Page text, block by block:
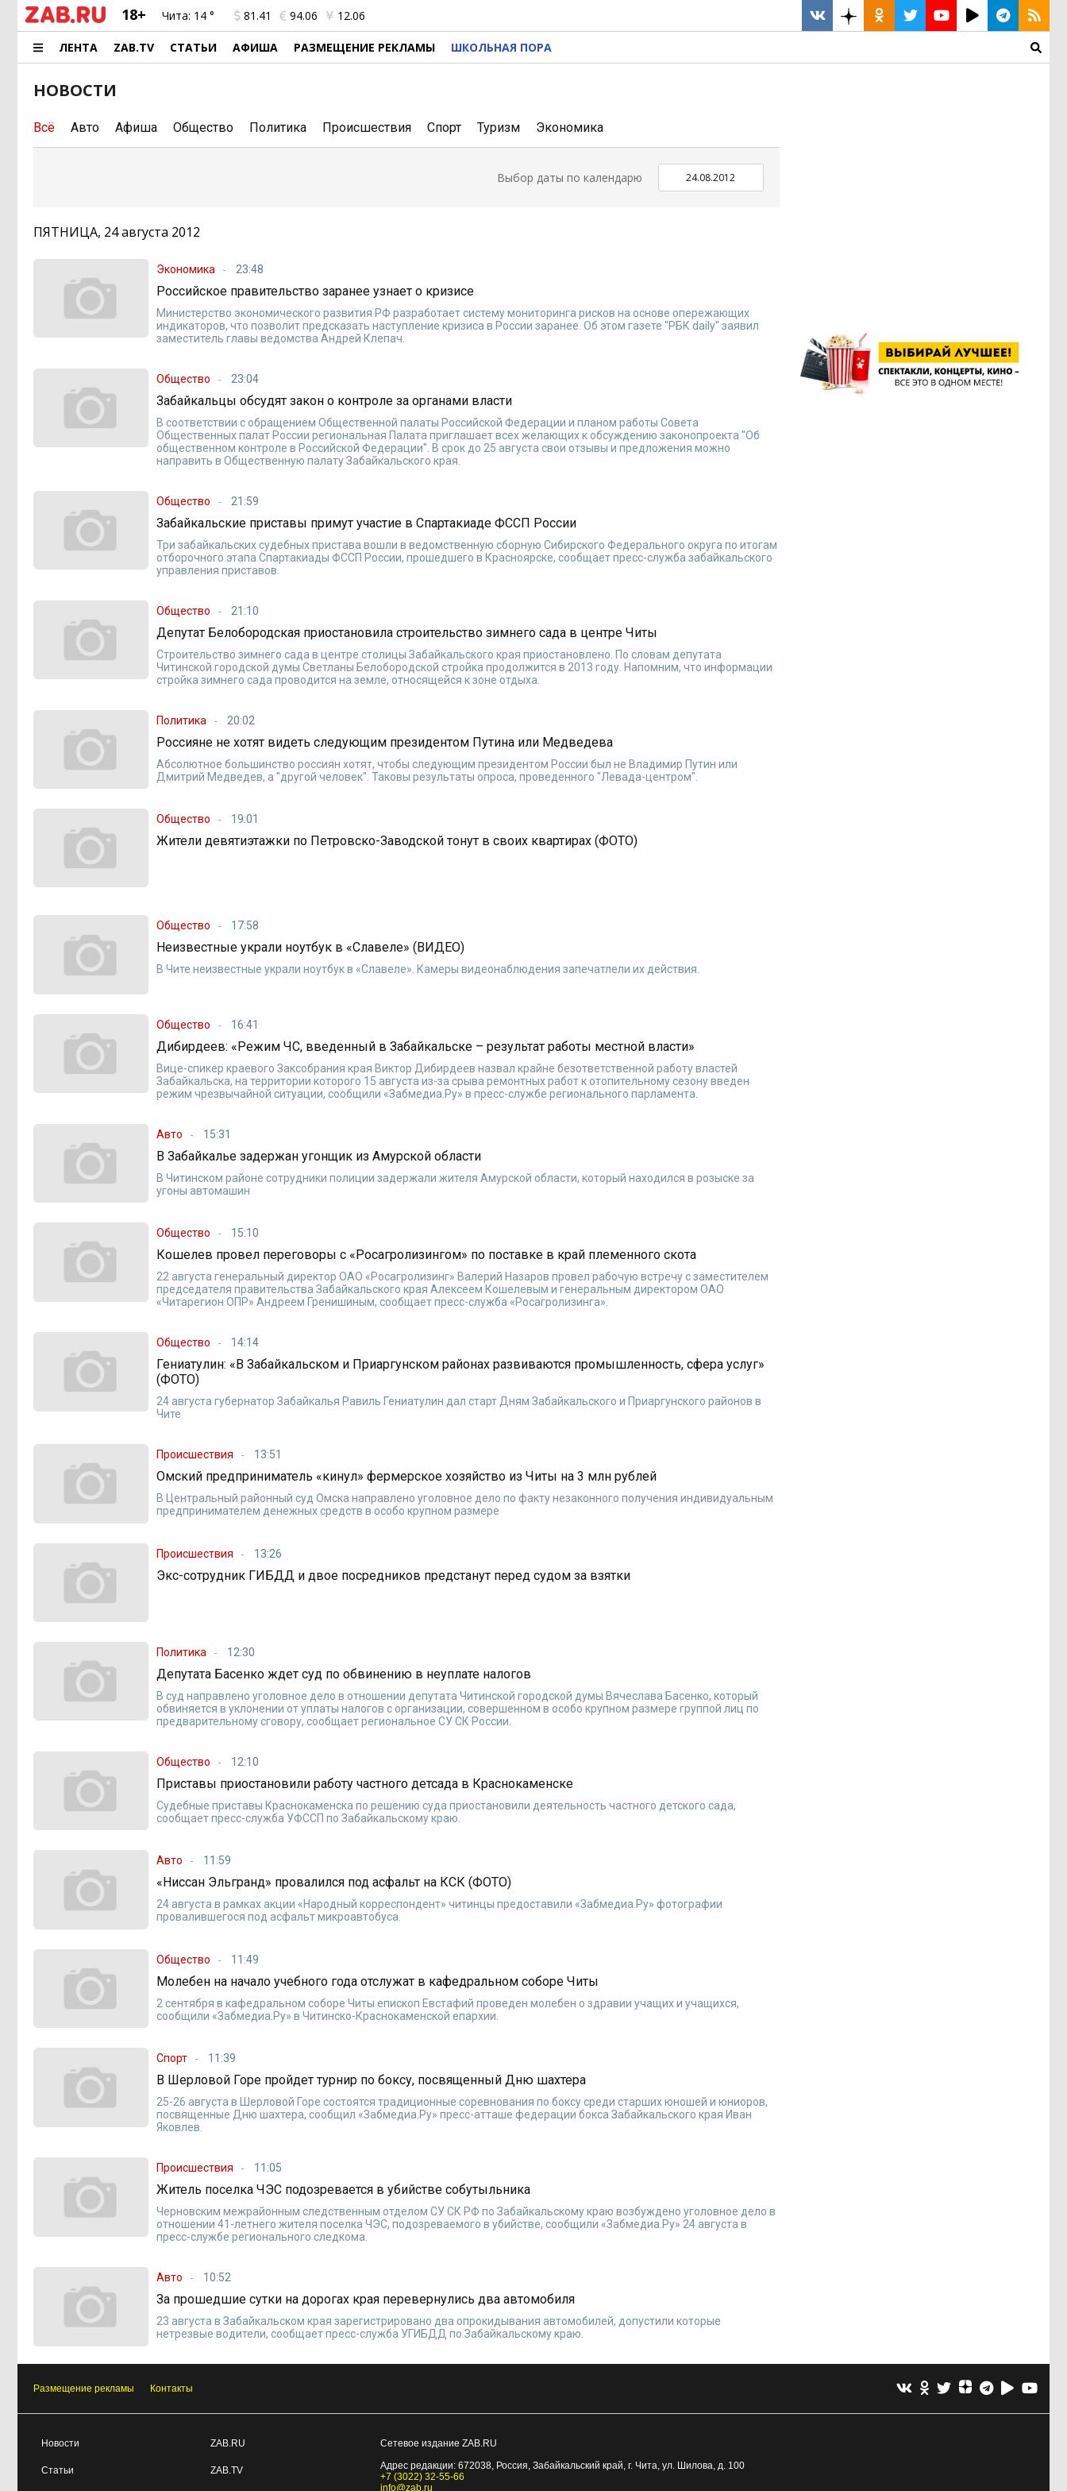
18+ Чита: 14 ° 81.41 94.06 12.06
ЛЕНТА ZAB.TV СТАТЬИ АФИША РАЗМЕЩЕНИЕ РЕКЛАМЫ ШКОЛЬНАЯ ПОРА
НОВОСТИ
Всё Авто Афиша Общество Политика Происшествия Спорт Туризм Экономика
Выбор даты по календарю
ПЯТНИЦА, 24 августа 2012
Экономика 23:48
Российское правительство заранее узнает о кризисе
Министерство экономического развития РФ разработает систему мониторинга рисков на основе опережающих
индикаторов, что позволит предсказать наступление кризиса в России заранее. Об этом газете "РБК daily" заявил
заместитель главы ведомства Андрей Клепач.
Общество 23:04
Забайкальцы обсудят закон о контроле за органами власти
В соответствии с обращением Общественной палаты Российской Федерации и планом работы Совета
Общественных палат России региональная Палата приглашает всех желающих к обсуждению законопроекта "Об
общественном контроле в Российской Федерации". В срок до 25 августа свои отзывы и предложения можно
направить в Общественную палату Забайкальского края.
Общество 21:59
Забайкальские приставы примут участие в Спартакиаде ФССП России
Три забайкальских судебных пристава вошли в ведомственную сборную Сибирского Федерального округа по итогам
отборочного этапа Спартакиады ФССП России, прошедшего в Красноярске, сообщает пресс-служба забайкальского
управления приставов.
Общество 21:10
Депутат Белобородская приостановила строительство зимнего сада в центре Читы
Строительство зимнего сада в центре столицы Забайкальского края приостановлено. По словам депутата
Читинской городской думы Светланы Белобородской стройка продолжится в 2013 году. Напомним, что информации
стройка зимнего сада проводится на земле, относящейся к зоне отдыха.
Политика 20:02
Россияне не хотят видеть следующим президентом Путина или Медведева
Абсолютное большинство россиян хотят, чтобы следующим президентом России был не Владимир Путин или
Дмитрий Медведев, а "другой человек". Таковы результаты опроса, проведенного "Левада-центром".
Общество 19:01
Жители девятиэтажки по Петровско-Заводской тонут в своих квартирах (ФОТО)
Общество 17:58
Неизвестные украли ноутбук в «Славеле» (ВИДЕО)
В Чите неизвестные украли ноутбук в «Славеле». Камеры видеонаблюдения запечатлели их действия.
Общество 16:41
Дибирдеев: «Режим ЧС, введенный в Забайкальске – результат работы местной власти»
Вице-спикер краевого Заксобрания края Виктор Дибирдеев назвал крайне безответственной работу властей
Забайкальска, на территории которого 15 августа из-за срыва ремонтных работ к отопительному сезону введен
режим чрезвычайной ситуации, сообщили «Забмедиа.Ру» в пресс-службе регионального парламента.
Авто 15:31
В Забайкалье задержан угонщик из Амурской области
В Читинском районе сотрудники полиции задержали жителя Амурской области, который находился в розыске за
угоны автомашин
Общество 15:10
Кошелев провел переговоры с «Росагролизингом» по поставке в край племенного скота
22 августа генеральный директор ОАО «Росагролизинг» Валерий Назаров провел рабочую встречу с заместителем
председателя правительства Забайкальского края Алексеем Кошелевым и генеральным директором ОАО
«Читарегион ОПР» Андреем Гренишиным, сообщает пресс-служба «Росагролизинга».
Общество 14:14
Гениатулин: «В Забайкальском и Приаргунском районах развиваются промышленность, сфера услуг»
(ФОТО)
24 августа губернатор Забайкалья Равиль Гениатулин дал старт Дням Забайкальского и Приаргунского районов в
Чите
Происшествия 13:51
Омский предприниматель «кинул» фермерское хозяйство из Читы на 3 млн рублей
В Центральный районный суд Омска направлено уголовное дело по факту незаконного получения индивидуальным
предпринимателем денежных средств в особо крупном размере
Происшествия 13:26
Экс-сотрудник ГИБДД и двое посредников предстанут перед судом за взятки
Политика 12:30
Депутата Басенко ждет суд по обвинению в неуплате налогов
В суд направлено уголовное дело в отношении депутата Читинской городской думы Вячеслава Басенко, который
обвиняется в уклонении от уплаты налогов с организации, совершенном в особо крупном размере группой лиц по
предварительному сговору, сообщает региональное СУ СК России.
Общество 12:10
Приставы приостановили работу частного детсада в Краснокаменске
Судебные приставы Краснокаменска по решению суда приостановили деятельность частного детского сада,
сообщает пресс-служба УФССП по Забайкальскому краю.
Авто 11:59
«Ниссан Эльгранд» провалился под асфальт на КСК (ФОТО)
24 августа в рамках акции «Народный корреспондент» читинцы предоставили «Забмедиа.Ру» фотографии
провалившегося под асфальт микроавтобуса.
Общество 11:49
Молебен на начало учебного года отслужат в кафедральном соборе Читы
2 сентября в кафедральном соборе Читы епископ Евстафий проведен молебен о здравии учащих и учащихся,
сообщили «Забмедиа.Ру» в Читинско-Краснокаменской епархии.
Спорт 11:39
В Шерловой Горе пройдет турнир по боксу, посвященный Дню шахтера
25-26 августа в Шерловой Горе состоятся традиционные соревнования по боксу среди старших юношей и юниоров,
посвященные Дню шахтера, сообщил «Забмедиа.Ру» пресс-атташе федерации бокса Забайкальского края Иван
Яковлев.
Происшествия 11:05
Житель поселка ЧЭС подозревается в убийстве собутыльника
Черновским межрайонным следственным отделом СУ СК РФ по Забайкальскому краю возбуждено уголовное дело в
отношении 41-летнего жителя поселка ЧЭС, подозреваемого в убийстве, сообщили «Забмедиа.Ру» 24 августа в
пресс-службе регионального следкома.
Авто 10:52
За прошедшие сутки на дорогах края перевернулись два автомобиля
23 августа в Забайкальском края зарегистрировано два опрокидывания автомобилей, допустили которые
нетрезвые водители, сообщает пресс-служба УГИБДД по Забайкальскому краю.
Размещение рекламы Контакты
Новости
Статьи
ZAB.RU
ZAB.TV
Сетевое издание ZAB.RU
Адрес редакции: 672038, Россия, Забайкальский край, г. Чита ул. Шилова, д. 100
+7 (3022) 32-55-66
info@zab.ru